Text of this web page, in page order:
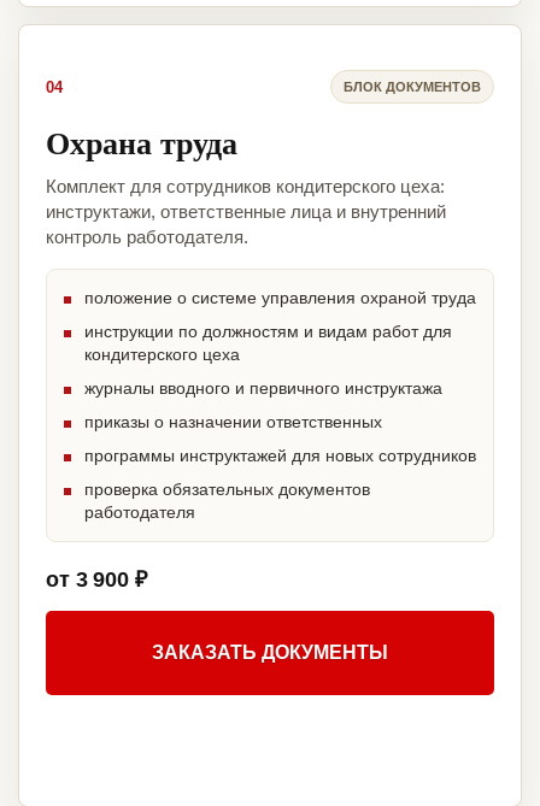
04 БЛОК ДОКУМЕНТОВ
Охрана труда
Комплект для сотрудников кондитерского цеха:
инструктажи, ответственные лица и внутренний
контроль работодателя.
положение о системе управления охраной труда
инструкции по должностям и видам работ для
кондитерского цеха
журналы вводного и первичного инструктажа
приказы о назначении ответственных
программы инструктажей для новых сотрудников
проверка обязательных документов
работодателя
от 3 900 ₽
ЗАКАЗАТЬ ДОКУМЕНТЫ